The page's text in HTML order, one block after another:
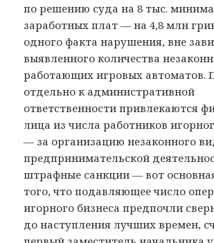
по решению суда на 8 тыс.
заработных плат — на 4,8 млн
одного факта нарушения, вне
выявленного количества
работающих игровых автоматов.
отдельно к административной
ответственности привлекаются
лица из числа работников
— за организацию незаконного
предпринимательской
штрафные санкции — вот
того, что подавляющее число
игорного бизнеса предпочли
до наступления лучших времен,